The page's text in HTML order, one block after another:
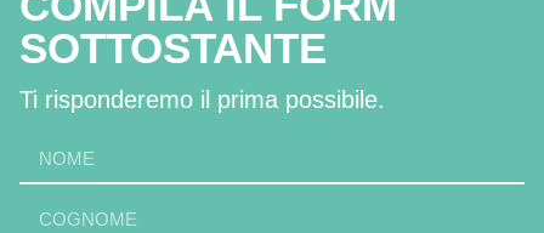
SOTTOSTANTE
Ti risponderemo il prima possibile.